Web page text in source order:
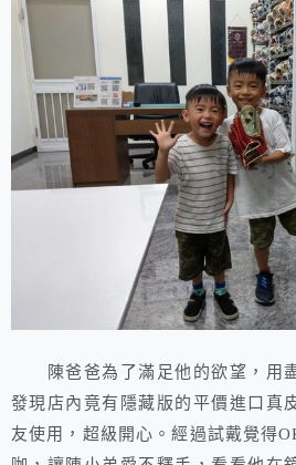
陳爸爸為了滿足他的欲望，用盡
發現店內竟有隱藏版的平價進口真
友使用，超級開心。經過試戴覺得